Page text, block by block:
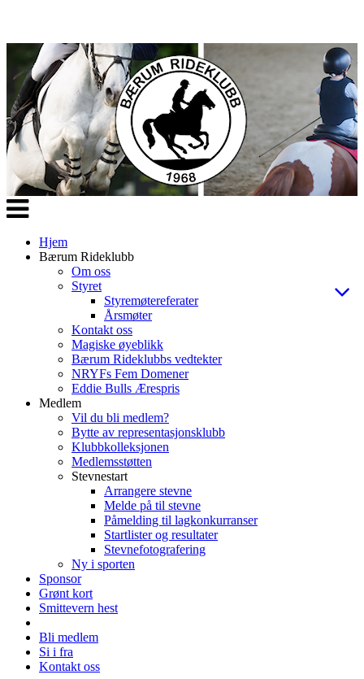
Veksle
navigasjon
Hjem
Bærum Rideklubb
Om oss
Styret
Styremøtereferater
Årsmøter
Kontakt oss
Magiske øyeblikk
Bærum Rideklubbs vedtekter
NRYFs Fem Domener
Eddie Bulls Ærespris
Medlem
Vil du bli medlem?
Bytte av representasjonsklubb
Klubbkolleksjonen
Medlemsstøtten
Stevnestart
Arrangere stevne
Melde på til stevne
Påmelding til lagkonkurranser
Startlister og resultater
Stevnefotografering
Ny i sporten
Sponsor
Grønt kort
Smittevern hest
Bli medlem
Si i fra
Kontakt oss